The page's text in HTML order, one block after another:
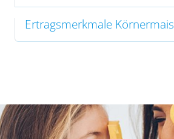
Ertragsmerkmale Körnermais